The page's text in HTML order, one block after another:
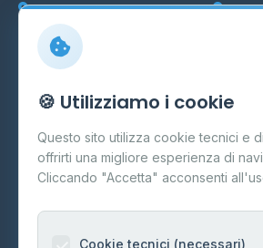
Marche
Info
Cos'è il GPL
FAQ
Contatti
Informazioni legali
🍪 Utilizziamo i cookie
Questo sito utilizza cookie tecnici e
offrirti una migliore esperienza di
Cliccando "Accetta" acconsenti
Cookie tecnici (necessari)